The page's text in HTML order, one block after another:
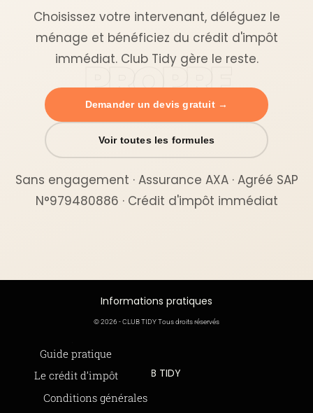
Choisissez votre intervenant, déléguez le
ménage et bénéficiez du crédit d'impôt
immédiat. Club Tidy gère le reste.
Demander un devis gratuit →
Voir toutes les formules
Sans engagement · Assurance AXA · Agréé SAP
N°979480886 · Crédit d'impôt immédiat
Informations pratiques
Guide pratique
Le crédit d’impôt
Offre de parrainage 50-50
© 2026 - CLUB TIDY Tous droits réservés
Informations légales
Conditions générales
CLUB TIDY
SAS CLUB TIDY
165 Avenue de Bretagne